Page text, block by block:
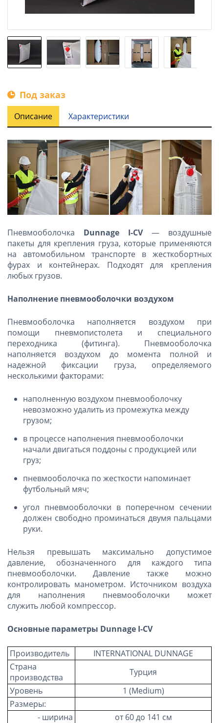
Под заказ
Описание Характеристики
Пневмооболочка Dunnage I-CV— воздушные
пакеты для крепления груза, которые применяются
на автомобильном транспорте в жесткобортных
фурах и контейнерах. Подходят для крепления
любых грузов.
Наполнение пневмооболочки воздухом
Пневмооболочка наполняется воздухом при
помощи пневмопистолета и специального
переходника (фитинга). Пневмооболочка
наполняется воздухом до момента полной и
надежной фиксации груза, определяемого
несколькими факторами:
наполненную воздухом пневмооболочку
невозможно удалить из промежутка между
грузом;
в процессе наполнения пневмооболочки
начали двигаться поддоны с продукцией или
груз;
пневмооболочка по жесткости напоминает
футбольный мяч;
угол пневмооболочки в поперечном сечении
должен свободно проминаться двумя пальцами
руки.
Нельзя превышать максимально допустимое
давление, обозначенного для каждого типа
пневмооболочки. Давление также можно
контролировать манометром. Источником воздуха
для наполнения пневмооболочки может
служитьлюбой компрессор.
Основные параметры Dunnage I-CV
Производитель
INTERNATIONAL DUNNAGE
Страна
производства
Турция
Уровень
1 (Medium)
Размеры:
- ширина
от 60 до 141 см